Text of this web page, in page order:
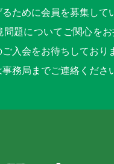
ために会員を募集して
題についてご関心をお
入会をお待ちしており
務局までご連絡くださ